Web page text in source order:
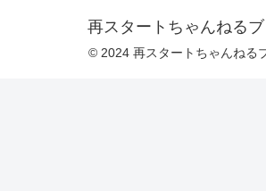
再スタートちゃんねる
© 2024 再スタートちゃんねる